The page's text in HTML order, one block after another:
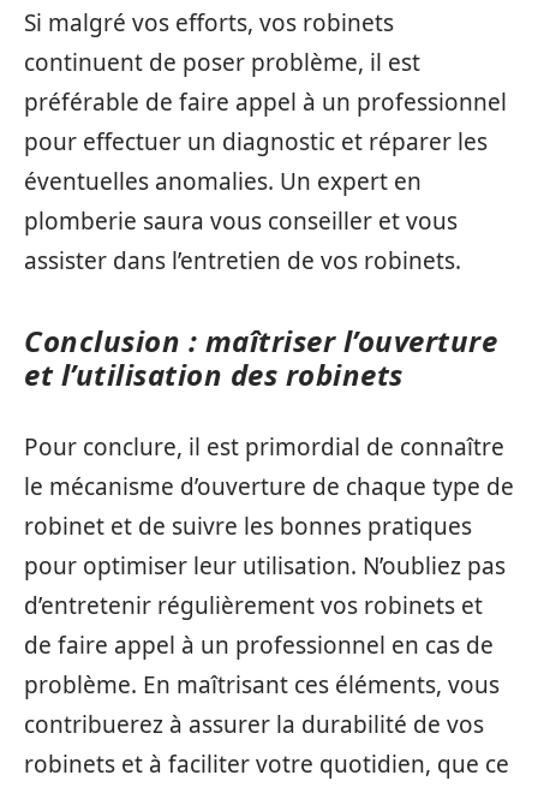
Si malgré vos efforts, vos robinets
continuent de poser problème, il est
préférable de faire appel à un professionnel
pour effectuer un diagnostic et réparer les
éventuelles anomalies. Un expert en
plomberie saura vous conseiller et vous
assister dans l’entretien de vos robinets.
Conclusion : maîtriser l’ouverture
et l’utilisation des robinets
Pour conclure, il est primordial de connaître
le mécanisme d’ouverture de chaque type de
robinet et de suivre les bonnes pratiques
pour optimiser leur utilisation. N’oubliez pas
d’entretenir régulièrement vos robinets et
de faire appel à un professionnel en cas de
problème. En maîtrisant ces éléments, vous
contribuerez à assurer la durabilité de vos
robinets et à faciliter votre quotidien, que ce